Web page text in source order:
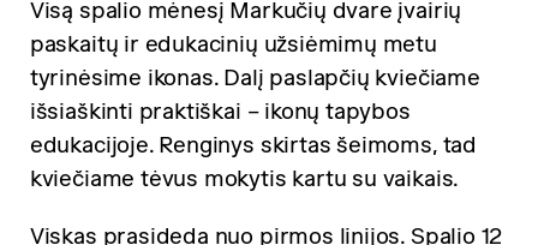
Visą spalio mėnesį Markučių dvare įvairių
paskaitų ir edukacinių užsiėmimų metu
tyrinėsime ikonas. Dalį paslapčių kviečiame
išsiaškinti praktiškai – ikonų tapybos
edukacijoje. Renginys skirtas šeimoms, tad
kviečiame tėvus mokytis kartu su vaikais.
Viskas prasideda nuo pirmos linijos. Spalio 12